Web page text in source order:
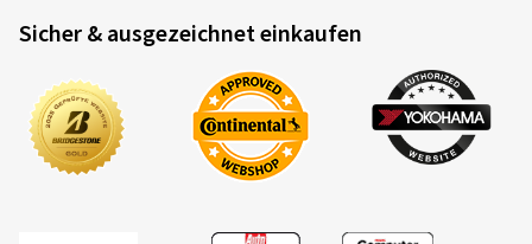
Sicher & ausgezeichnet einkaufen